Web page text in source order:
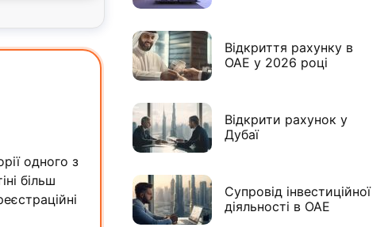
одного з
більш
Відкриття рахунку в
ОАЕ у 2026 році
Відкрити рахунок у
Дубаї
Супровід інвестиційної
діяльності в ОАЕ